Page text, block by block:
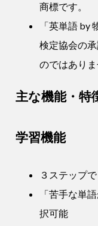
商標です。
「英単語 by
検定協会の
のではありま
主な機能・特
学習機能
３ステップ
「苦手な単
択可能